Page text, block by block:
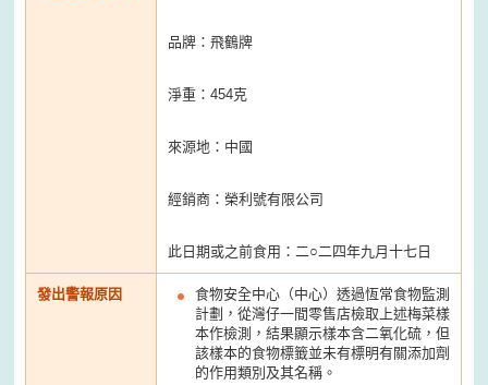
品牌：飛鶴牌
淨重：454克
來源地：中國
經銷商：榮利號有限公司
此日期或之前食用：二○二四年九月十七日
發出警報原因
食物安全中心（中心）透過恆常食物監測
計劃，從灣仔一間零售店檢取上述梅菜樣
本作檢測，結果顯示樣本含二氧化硫，但
該樣本的食物標籤並未有標明有關添加劑
的作用類別及其名稱。